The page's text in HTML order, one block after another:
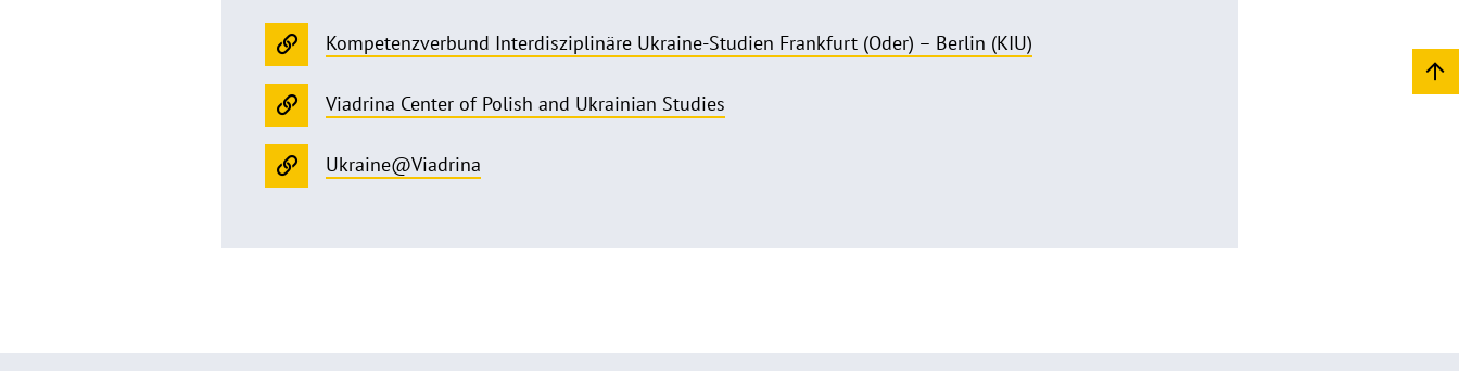
Kompetenzverbund Interdisziplinäre Ukraine-Studien Frankfurt (Oder) – Berlin (KIU)
Viadrina Center of Polish and Ukrainian Studies
Ukraine@Viadrina